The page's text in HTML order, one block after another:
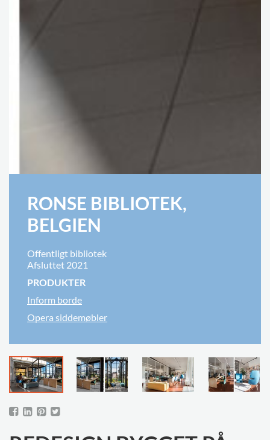
RONSE BIBLIOTEK,
BELGIEN
Offentligt bibliotek
Afsluttet 2021
PRODUKTER
Inform borde
Opera siddemøbler